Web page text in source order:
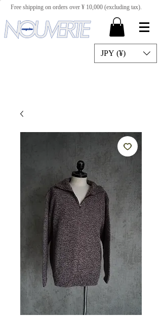
Free shipping on orders over ¥ 10,000 (excluding tax).
JPY (¥)